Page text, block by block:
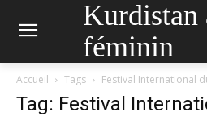
Kurdistan
féminin
Accueil Tags Festival International
Tag: Festival